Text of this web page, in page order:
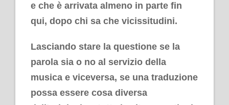
e che è arrivata almeno in parte fin
qui, dopo chi sa che vicissitudini.
Lasciando stare la questione se la
parola sia o no al servizio della
musica e viceversa, se una traduzione
possa essere cosa diversa